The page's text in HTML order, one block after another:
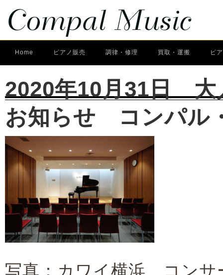
Home ピアノ販売 調律・修理 買取・運搬 ピ
2020年10月31日 大
お知らせ コンパル
写真：カワイ横浜 コンサ